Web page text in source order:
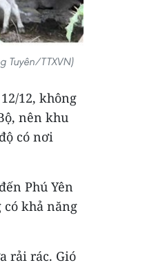
Tuyên/TTXVN)
12, không
nên khu
có nơi
Phú Yên
có khả năng
rải rác. Gió